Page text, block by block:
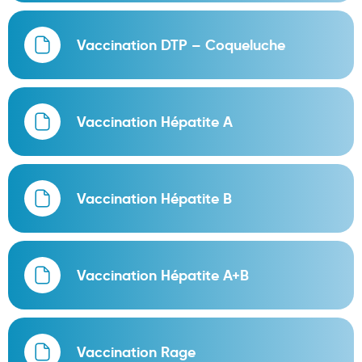
Maquillage
Pour Homme
Crème solaire - Visage et corps
Préservatifs - Gels lubrifiants
Accessoires, coutellerie, brosserie
Bouillottes
Parfums et bougies d'ambiance
Beauté au naturel
Huiles
Mon bébé
Soins bébé
Couches
Vaccination DTP – Coqueluche
Vaccination Hépatite A
Vaccination Hépatite B
Vaccination Hépatite A+B
Vaccination Rage